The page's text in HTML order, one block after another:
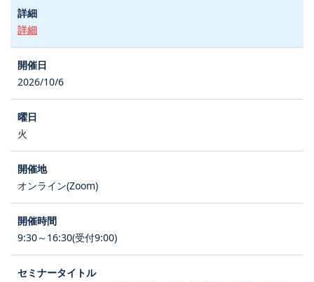
詳細
2026/10/6
火
オンライン(Zoom)
9:30～16:30(受付9:00)